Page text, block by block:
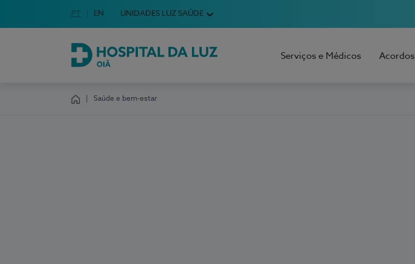
Escolha o seu idioma
Idioma em Português
PT English Language
EN UNIDADES LUZ SAÚDE
Hospital da Luz Oiã
Serviços e Médicos Acordos
Saúde e bem-estar